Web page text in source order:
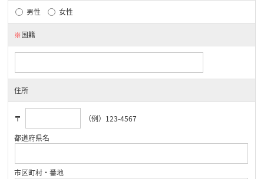
男性 女性
※国籍
住所
〒
（例）123-4567
都道府県名
市区町村・番地